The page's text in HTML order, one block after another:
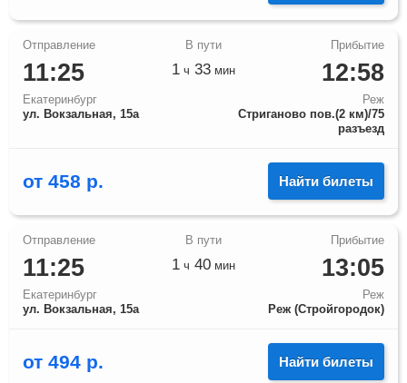
11:25
Екатеринбург
ул. Вокзальная, 15а
12:58
Реж
Стриганово пов.(2 км)/75
разъезд
1 ч 33 мин
от 458 р. Найти билеты
11:25
Екатеринбург
ул. Вокзальная, 15а
13:05
Реж
Реж (Стройгородок)
1 ч 40 мин
от 494 р. Найти билеты